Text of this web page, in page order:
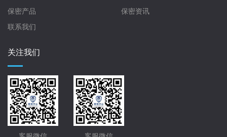
保密产品
保密资讯
联系我们
关注我们